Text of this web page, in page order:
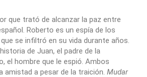
que trató de alcanzar la paz entre
Roberto es un espía de los
se infiltró en su vida durante años.
de Juan, el padre de la
el hombre que le espió. Ambos
amistad a pesar de la traición. Mudar